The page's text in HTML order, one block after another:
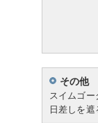
その他
スイムゴー
日差しを遮